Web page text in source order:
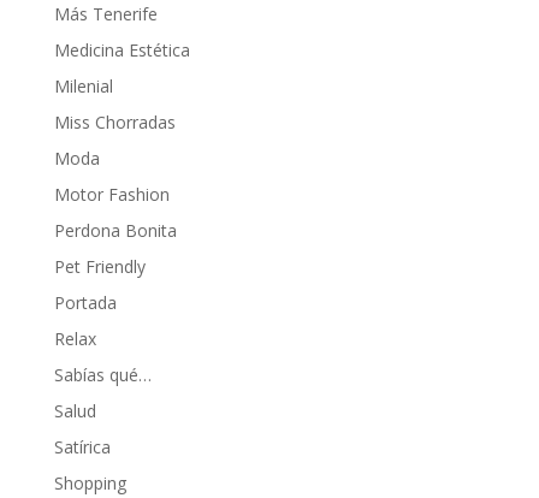
Más Tenerife
Medicina Estética
Milenial
Miss Chorradas
Moda
Motor Fashion
Perdona Bonita
Pet Friendly
Portada
Relax
Sabías qué…
Salud
Satírica
Shopping